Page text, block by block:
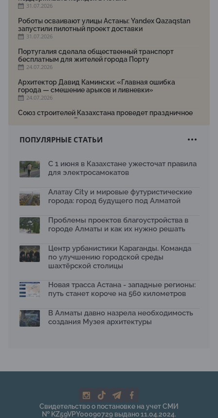
31.07.2026
Роботы осваивают улицы Астаны: Yandex Qazaqstan
запустили пилотный проект доставки
31.07.2026
Португалия сделала общественный транспорт
бесплатным для жителей города Порту
24.07.2026
Архитектор Давид Камински: «Главная ошибка
города — смешение арыков и ливневки»
24.07.2026
Союз строителей Казахстана проведет праздничное
мероприятие ко Дню строителя
Новый Строительный кодекс: что изменилось для
17.07.2026
рободоставки в Астане
15.07.2026
2026 принимает заявки до 31 июля
13.07.2026
темой новой выставки в «Целинном»
13.07.2026
Қазақстан»: воспитанники подарили вторую жизнь
отходам
08.07.2026
Ко Дню столицы в Нуре благоустроили шесть
общественных пространств
06.07.2026
МЧС усилило мониторинг рек и моренных озер после
На общественных слушаниях представили
экологическую стратегию развития Алматы до 2040
ПОПУЛЯРНЫЕ СТАТЬИ
С 1 июня в Казахстане ужесточат правила
для электросамокатов
Алатау City и мировые футуристические
города: город будущего под Алматой
Проблемы проектов благоустройства в
городе Алматы и как их нужно решать
Центр урбанистики Караганды. Команда
по улучшению городской среды
шахтёрской столицы
Новая трасса Астана - западные регионы:
путь станет короче на 560 километров
В Алматы давно назрела необходимость
создания Музея архитектуры
Свидетельство о постановке на учет СМИ
№ KZ59VPY00090729 выдано 11.04.2024.